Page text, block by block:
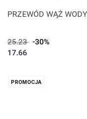
PRZEWÓD WĄŻ
25.23 -30%
17.66
PROMOCJA